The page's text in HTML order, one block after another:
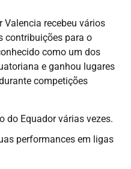
Valencia recebeu vários
contribuições para o
como um dos
e ganhou lugares
competições
do Equador várias vezes.
performances em ligas